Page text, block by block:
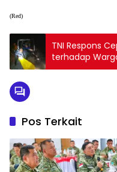
(Red)
TNI Respons
terhadap
MP 69,
Pos Terkait